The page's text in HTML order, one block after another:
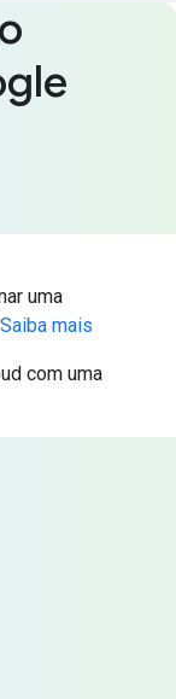
uma
Saiba mais
com uma